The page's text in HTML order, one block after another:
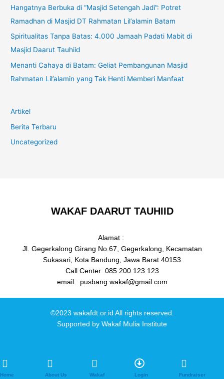
Hangatnya Berbuka di “Masjid Setengah Jadi”: Potret
Ramadhan di Masjid DT Rahmatan Lil’alamin Batam
Spiritualitas Tanpa Batas: 4.000 Jamaah Padati Mabit di
Masjid Daarut Tauhiid
Menanti Cahaya di Batam: Geliat Pembangunan Masjid
Rahmatan Lil’alamin yang Tak Henti Memberi Manfaat
Artikel
Berita Terbaru
Uncategorized
WAKAF DAARUT TAUHIID
Alamat :
Jl. Gegerkalong Girang No.67, Gegerkalong, Kecamatan
Sukasari, Kota Bandung, Jawa Barat 40153
Call Center: 085 200 123 123
email : pusbang.wakaf@gmail.com
©2023 wakafdt.or.id All rights reserved.
Supported by Wakaf Mulia Institute
Home About Us Wakaf Login Fundraiser